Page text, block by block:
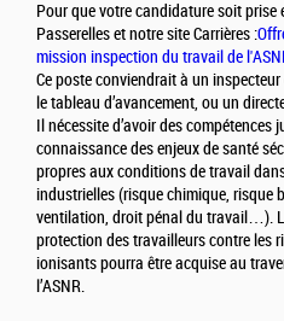
Pour que votre candidature soit prise
Passerelles et notre site Carrières :
mission inspection du travail de
Ce poste conviendrait à un
le tableau d’avancement, ou un
Il nécessite d’avoir des compétences
connaissance des enjeux de santé
propres aux conditions de travail
industrielles (risque chimique, risque
ventilation, droit pénal du travail…).
protection des travailleurs contre les
ionisants pourra être acquise au
l’ASNR.